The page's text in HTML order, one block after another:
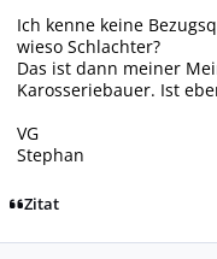
Ich kenne keine
wieso Schlachter?
Das ist dann meiner
Karosseriebauer. Ist
VG
Stephan
Zitat